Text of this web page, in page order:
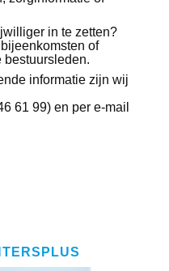
in te zetten?
of
bestuursleden.
informatie zijn wij
61 99) en per e-mail